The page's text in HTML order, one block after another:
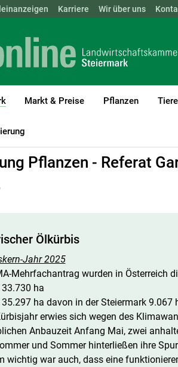
ÖSTERREICH BGLD KTN
Karriere Wir über uns
(current)1
Markt & Preise Pflanzen Tiere
Steiermark
Pflanzen - Referat
Ölkürbis
Jahr 2025
Mehrfachantrag wurden in Österreich
ha
ha davon in der Steiermark 9.067
erwies sich wegen des
Anbauzeit Anfang Mai, zwei
und Sommer hinterließen ihre
wichtig war auch, dass eine